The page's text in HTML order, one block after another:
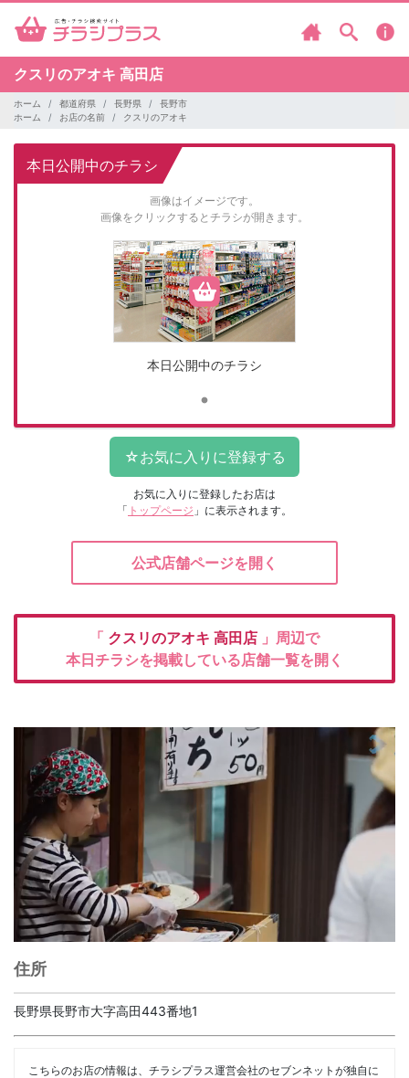
クスリのアオキ 高田店
ホーム 都道府県 長野県
長野市
ホーム
お店の名前 クスリのアオキ
本日公開中のチラシ
画像はイメージです。
画像をクリックするとチラシが開きます。
本日公開中のチラシ
お気に入りに登録したお店は
「 トップページ 」に表示されます。
公式店舗ページを開く
「 クスリのアオキ 高田店 」周辺で
本日チラシを掲載している店舗一覧を開く
住所
長野県長野市大字高田443番地1
こちらのお店の情報は、チラシプラス運営会社のセブンネットが独自に